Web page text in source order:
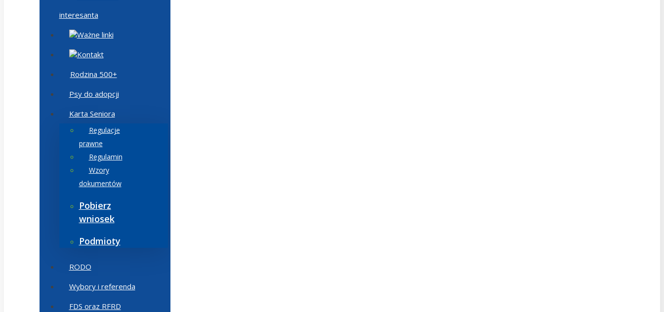
interesanta
Ważne linki
Kontakt
Rodzina 500+
Psy do adopcji
Karta Seniora
Regulacje
prawne
Regulamin
Wzory
dokumentów
Pobierz
wniosek
Podmioty
RODO
Wybory i referenda
FDS oraz RFRD